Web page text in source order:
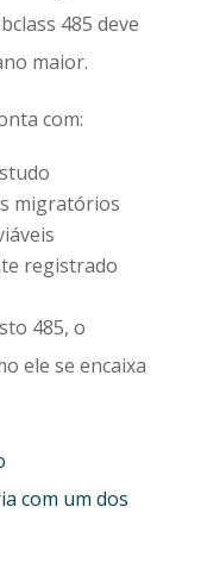
485 deve
maior.
com:
migratórios
registrado
485, o
ele se encaixa
com um dos